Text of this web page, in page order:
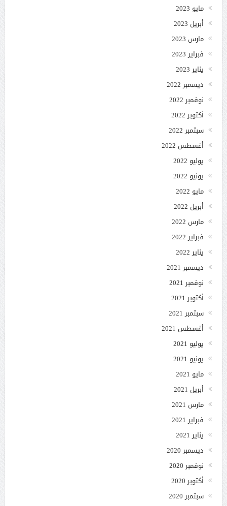
مايو 2023
أبريل 2023
مارس 2023
فبراير 2023
يناير 2023
ديسمبر 2022
نوفمبر 2022
أكتوبر 2022
سبتمبر 2022
أغسطس 2022
يوليو 2022
يونيو 2022
مايو 2022
أبريل 2022
مارس 2022
فبراير 2022
يناير 2022
ديسمبر 2021
نوفمبر 2021
أكتوبر 2021
سبتمبر 2021
أغسطس 2021
يوليو 2021
يونيو 2021
مايو 2021
أبريل 2021
مارس 2021
فبراير 2021
يناير 2021
ديسمبر 2020
نوفمبر 2020
أكتوبر 2020
سبتمبر 2020